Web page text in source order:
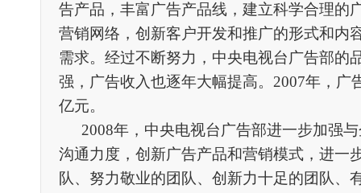
告产品，丰富广告产品线，建立科学合理的
营销网络，创新客户开发和推广的形式和内
需求。经过不断努力，中央电视台广告部的
强，广告收入也逐年大幅提高。2007年，广
亿元。
2008年，中央电视台广告部进一步加强
沟通力度，创新广告产品和营销模式，进一
队、努力敬业的团队、创新力十足的团队、